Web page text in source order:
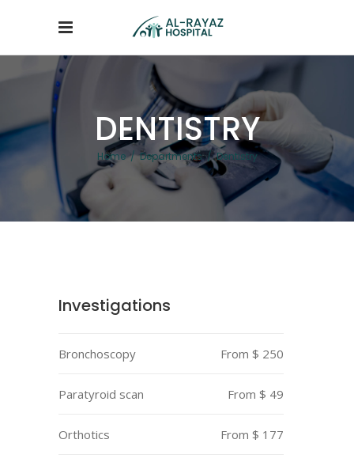
DENTISTRY
Home/Departments/Dentistry
Investigations
Bronchoscopy From $ 250
Paratyroid scan From $ 49
Orthotics From $ 177